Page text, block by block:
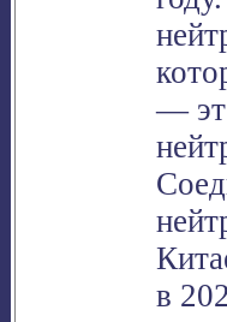
—
в